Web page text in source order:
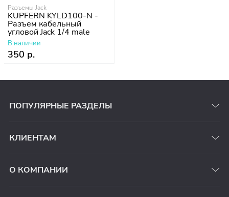
Разъемы Jack
KUPFERN KYLD100-N -
Разъем кабельный
угловой Jack 1/4 male
mono
В наличии
350 р.
ПОПУЛЯРНЫЕ РАЗДЕЛЫ
КЛИЕНТАМ
О КОМПАНИИ